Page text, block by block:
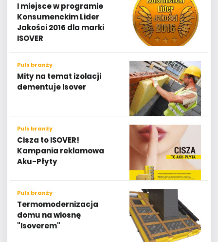
I miejsce w programie
Konsumenckim Lider
Jakości 2016 dla marki
ISOVER
Puls branży
Mity na temat izolacji
dementuje Isover
Puls branży
Cisza to ISOVER!
Kampania reklamowa
Aku-Płyty
Puls branży
Termomodernizacja
domu na wiosnę
"Isoverem"